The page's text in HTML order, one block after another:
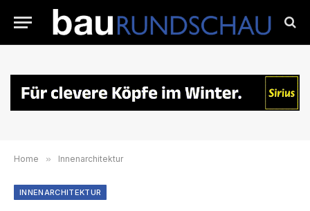
Home » Innenarchitektur
INNENARCHITEKTUR